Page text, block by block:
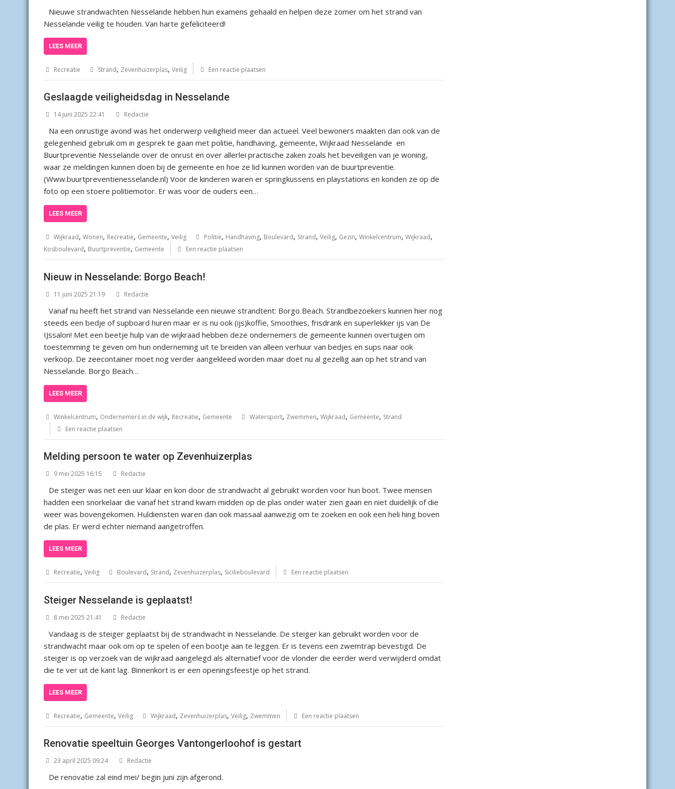
Nieuwe strandwachten Nesselande hebben hun examens gehaald en helpen deze zomer om het strand van
Nesselande veilig te houden. Van harte gefeliciteerd!
LEES MEER
Recreatie Strand, Zevenhuizerplas, Veilig Een reactie plaatsen
Geslaagde veiligheidsdag in Nesselande
14 juni 2025 22:41 Redactie
Na een onrustige avond was het onderwerp veiligheid meer dan actueel. Veel bewoners maakten dan ook van de
gelegenheid gebruik om in gesprek te gaan met politie, handhaving, gemeente, Wijkraad Nesselande en
Buurtpreventie Nesselande over de onrust en over allerlei practische zaken zoals het beveiligen van je woning,
waar ze meldingen kunnen doen bij de gemeente en hoe ze lid kunnen worden van de buurtpreventie.
(Www.buurtpreventienesselande.nl) Voor de kinderen waren er springkussens en playstations en konden ze op de
foto op een stoere politiemotor. Er was voor de ouders een…
LEES MEER
Wijkraad, Wonen, Recreatie, Gemeente, Veilig Politie, Handhaving, Boulevard, Strand, Veilig, Gezin, Winkelcentrum, Wijkraad,
Kosboulevard, Buurtpreventie, Gemeente Een reactie plaatsen
Nieuw in Nesselande: Borgo Beach!
11 juni 2025 21:19 Redactie
Vanaf nu heeft het strand van Nesselande een nieuwe strandtent: Borgo Beach. Strandbezoekers kunnen hier nog
steeds een bedje of supboard huren maar er is nu ook (ijs)koffie, Smoothies, frisdrank en superlekker ijs van De
IJssalon! Met een beetje hulp van de wijkraad hebben deze ondernemers de gemeente kunnen overtuigen om
toestemming te geven om hun onderneming uit te breiden van alleen verhuur van bedjes en sups naar ook
verkoop. De zeecontainer moet nog verder aangekleed worden maar doet nu al gezellig aan op het strand van
Nesselande. Borgo Beach…
LEES MEER
Winkelcentrum, Ondernemers in de wijk, Recreatie, Gemeente Watersport, Zwemmen, Wijkraad, Gemeente, Strand
Een reactie plaatsen
Melding persoon te water op Zevenhuizerplas
9 mei 2025 16:15 Redactie
De steiger was net een uur klaar en kon door de strandwacht al gebruikt worden voor hun boot. Twee mensen
hadden een snorkelaar die vanaf het strand kwam midden op de plas onder water zien gaan en niet duidelijk of die
weer was bovengekomen. Huldiensten waren dan ook massaal aanwezig om te zoeken en ook een heli hing boven
de plas. Er werd echter niemand aangetroffen.
LEES MEER
Recreatie, Veilig Boulevard, Strand, Zevenhuizerplas, Sicilieboulevard Een reactie plaatsen
Steiger Nesselande is geplaatst!
8 mei 2025 21:41 Redactie
Vandaag is de steiger geplaatst bij de strandwacht in Nesselande. De steiger kan gebruikt worden voor de
strandwacht maar ook om op te spelen of een bootje aan te leggen. Er is tevens een zwemtrap bevestigd. De
steiger is op verzoek van de wijkraad aangelegd als alternatief voor de vlonder die eerder werd verwijderd omdat
die te ver uit de kant lag. Binnenkort is er een openingsfeestje op het strand.
LEES MEER
Recreatie, Gemeente, Veilig Wijkraad, Zevenhuizerplas, Veilig, Zwemmen Een reactie plaatsen
Renovatie speeltuin Georges Vantongerloohof is gestart
23 april 2025 09:24 Redactie
De renovatie zal eind mei/ begin juni zijn afgerond.